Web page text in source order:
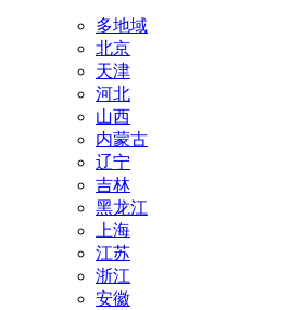
多地域
北京
天津
河北
山西
内蒙古
辽宁
吉林
黑龙江
上海
江苏
浙江
安徽